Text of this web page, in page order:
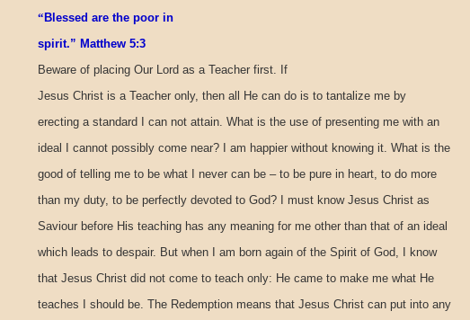
“ Blessed are the poor in
spirit.” Matthew 5:3
Beware of placing Our Lord as a Teacher first. If
Jesus Christ is a Teacher only, then all He can do is to tantalize me by
erecting a standard I can not attain. What is the use of presenting me with an
ideal I cannot possibly come near? I am happier without knowing it. What is the
good of telling me to be what I never can be – to be pure in heart, to do more
than my duty, to be perfectly devoted to God? I must know Jesus Christ as
Saviour before His teaching has any meaning for me other than that of an ideal
which leads to despair. But when I am born again of the Spirit of God, I know
that Jesus Christ did not come to teach only: He came to make me what He
teaches I should be. The Redemption means that Jesus Christ can put into any